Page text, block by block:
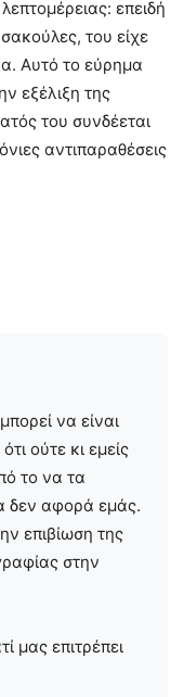
επειδή
του είχε
Αυτό το εύρημα
εξέλιξη της
του συνδέεται
αντιπαραθέσεις
να είναι
ούτε κι εμείς
το να τα
δεν αφορά εμάς.
επιβίωση της
στην
μας επιτρέπει